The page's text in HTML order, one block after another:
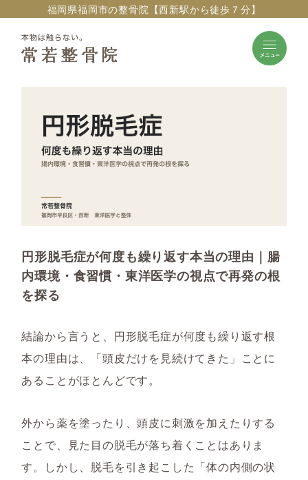
福岡県福岡市の整骨院【西新駅から徒歩７分】
円形脱毛症が何度も繰り返す本当の理由｜腸
内環境・食習慣・東洋医学の視点で再発の根
を探る
結論から言うと、円形脱毛症が何度も繰り返す根
本の理由は、「頭皮だけを見続けてきた」ことに
あることがほとんどです。
外から薬を塗ったり、頭皮に刺激を加えたりする
ことで、見た目の脱毛が落ち着くことはありま
す。しかし、脱毛を引き起こした「体の内側の状